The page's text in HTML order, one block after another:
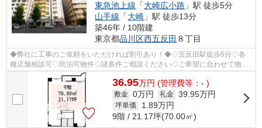
東急池上線 「大崎広小路 」駅 徒歩5分
山手線 「大崎 」駅 徒歩13分
築46年 / 10階建
東京都品川区西五反田 ８丁目
◆弊社に工事のご依頼をいただければ割引あり！◆◇五反田駅徒歩6分◇各
種店舗相談可◇民泊可物件◇諸条件ご相談ください◇ご希望に合わせて物件
のご提案が可能です◇お気軽にお問い合わせくだ...
36.95万円 (管理費等：- )
敷金 0万円 礼金 39.95万円
坪単価 1.89万円
9階 / 21.17坪(70.00㎡)